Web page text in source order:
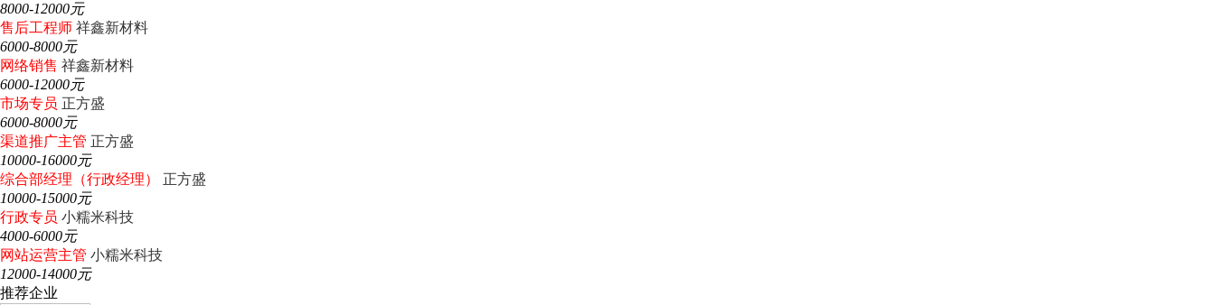
8000-12000元
售后工程师 祥鑫新材料
6000-8000元
网络销售 祥鑫新材料
6000-12000元
市场专员 正方盛
6000-8000元
渠道推广主管 正方盛
10000-16000元
综合部经理（行政经理）
正方盛
10000-15000元
行政专员 小糯米科技
4000-6000元
网站运营主管 小糯米科技
12000-14000元
推荐企业